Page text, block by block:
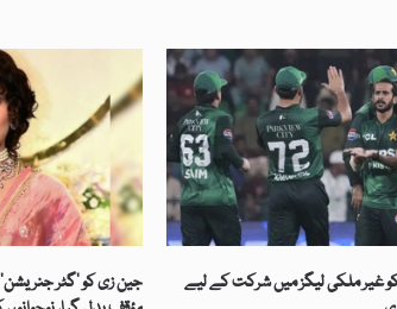
جین زی کو ’گٹر
کو غیر ملکی لیگز میں شرکت کے لیے